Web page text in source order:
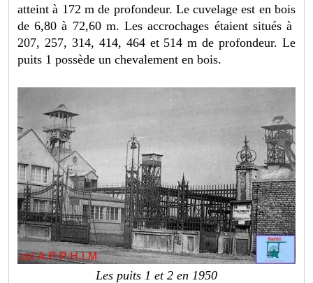
atteint à 172 m de profondeur. Le cuvelage est en bois
de 6,80 à 72,60 m. Les accrochages étaient situés à
207, 257, 314, 414, 464 et 514 m de profondeur. Le
puits 1 possède un chevalement en bois.
Les puits 1 et 2 en 1950